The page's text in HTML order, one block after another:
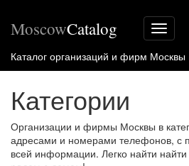
Меню
сайта
MoscowCatalog
Каталог организаций и фирм Москвы
Категории
Организации и фирмы Москвы в
адресами и номерами телефонов, с
всей информации. Легко найти